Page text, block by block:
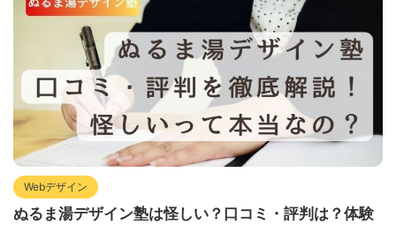
Webデザイン
ぬるま湯デザイン塾は怪しい？口コミ・評判は？体験